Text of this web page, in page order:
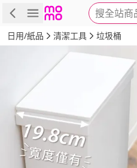
搜全站商
商品 評價 詳
日用/紙品 清潔工具 垃圾桶